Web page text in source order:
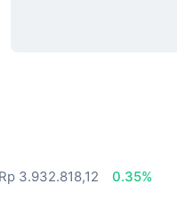
Rp 3.932.818,12
0.35%